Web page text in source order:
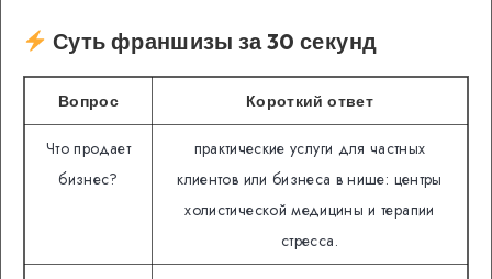
Суть франшизы за 30 секунд
Вопрос Короткий ответ
Что продает
бизнес?
практические услуги для частных
клиентов или бизнеса в нише: центры
холистической медицины и терапии
стресса.